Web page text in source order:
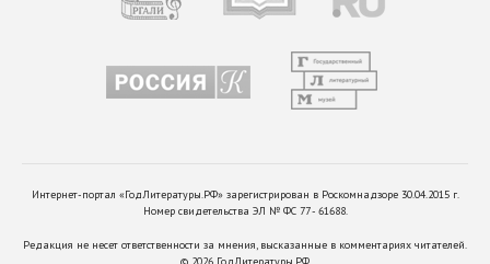
Интернет-портал «ГодЛитературы.РФ» зарегистрирован в Роскомнадзоре 30.04.2015 г.
Номер свидетельства ЭЛ № ФС 77 - 61688.
Редакция не несет ответственности за мнения, высказанные в комментариях читателей.
© 2026 ГодЛитературы.РФ